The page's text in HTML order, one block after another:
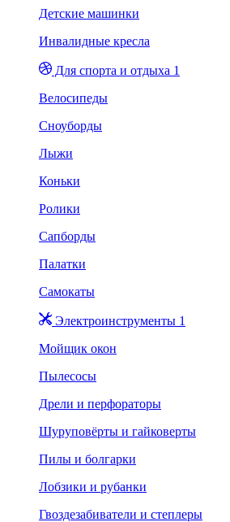
Детские машинки
Инвалидные кресла
Для спорта и отдыха 1
Велосипеды
Сноуборды
Лыжи
Коньки
Ролики
Сапборды
Палатки
Самокаты
Электроинструменты 1
Мойщик окон
Пылесосы
Дрели и перфораторы
Шуруповёрты и гайковерты
Пилы и болгарки
Лобзики и рубанки
Гвоздезабиватели и степлеры